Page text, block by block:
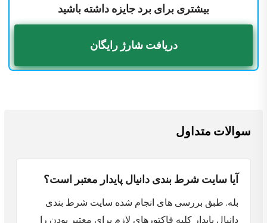
بیشتری برای برد جایزه داشته باشید
دریافت شارژ رایگان
سوالات متداول
آیا سایت شرط بندی دانیال پایدار معتبر است؟
بله. طبق بررسی های انجام شده سایت شرط بندی
دانیال پایدار کلیه فاکتورهای لازم برای معتبر بودن را